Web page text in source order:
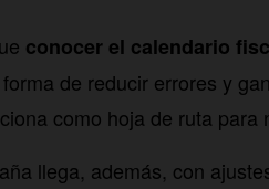
conocer el calendario
de reducir errores y
como hoja de ruta
llega, además, con